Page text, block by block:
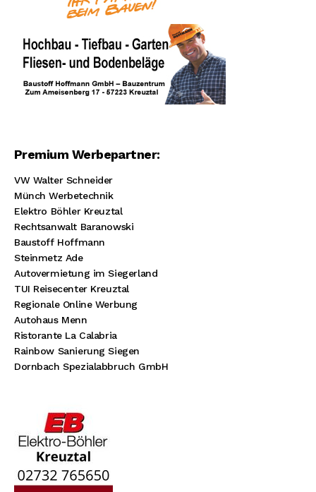
Premium Werbepartner:
VW Walter Schneider
Münch Werbetechnik
Elektro Böhler Kreuztal
Rechtsanwalt Baranowski
Baustoff Hoffmann
Steinmetz Ade
Autovermietung im Siegerland
TUI Reisecenter Kreuztal
Regionale Online Werbung
Autohaus Menn
Ristorante La Calabria
Rainbow Sanierung Siegen
Dornbach Spezialabbruch GmbH